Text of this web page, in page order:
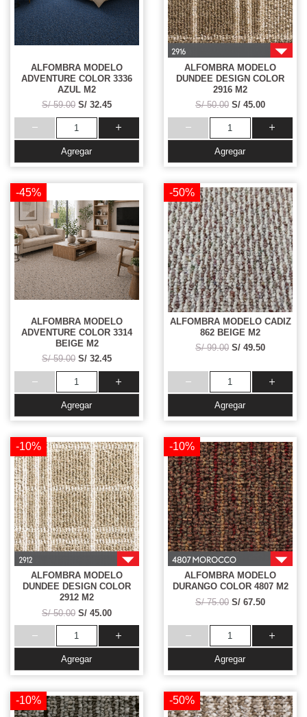
ALFOMBRA MODELO
ADVENTURE COLOR 3336
AZUL M2
S/ 59.00 S/ 32.45
Agregar
ALFOMBRA MODELO
DUNDEE DESIGN COLOR
2916 M2
S/ 50.00 S/ 45.00
Agregar
-45%
ALFOMBRA MODELO
ADVENTURE COLOR 3314
BEIGE M2
S/ 59.00 S/ 32.45
Agregar
-50%
ALFOMBRA MODELO CADIZ
862 BEIGE M2
S/ 99.00 S/ 49.50
Agregar
-10%
ALFOMBRA MODELO
DUNDEE DESIGN COLOR
2912 M2
S/ 50.00 S/ 45.00
Agregar
-10%
ALFOMBRA MODELO
DURANGO COLOR 4807 M2
S/ 75.00 S/ 67.50
Agregar
-10% -50%